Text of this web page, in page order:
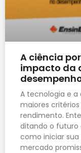
A ciência
impacto da
A tecnologia e a
maiores
rendimento.
ditando o futuro
como iniciar
mercado